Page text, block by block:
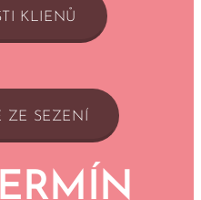
KLIENŮ
ZE SEZENÍ